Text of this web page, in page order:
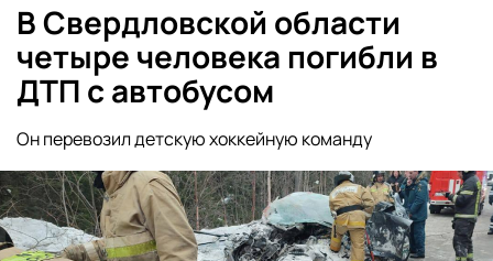
В Свердловской области
четыре человека погибли в
ДТП с автобусом
Он перевозил детскую хоккейную команду